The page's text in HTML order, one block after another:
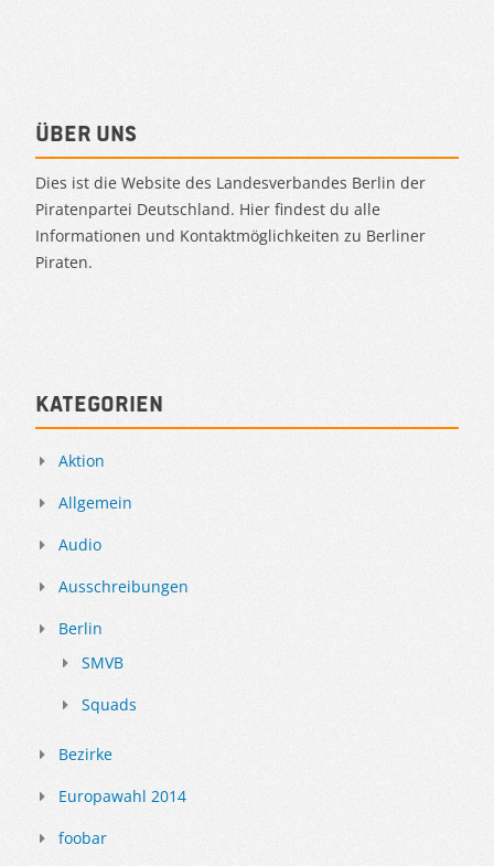
Über uns
Dies ist die Website des Landesverbandes Berlin der
Piratenpartei Deutschland. Hier findest du alle
Informationen und Kontaktmöglichkeiten zu Berliner
Piraten.
Kategorien
Aktion
Allgemein
Audio
Ausschreibungen
Berlin
SMVB
Squads
Bezirke
Europawahl 2014
foobar